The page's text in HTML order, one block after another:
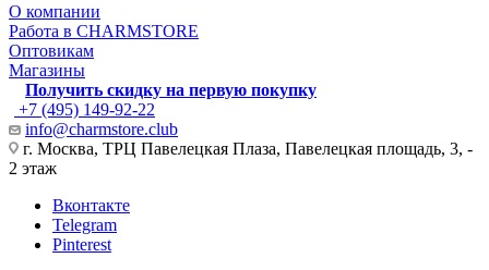
О компании
Работа в CHARMSTORE
Оптовикам
Магазины
Получить скидку на первую покупку
+7 (495) 149-92-22
info@charmstore.club
г. Москва, ТРЦ Павелецкая Плаза, Павелецкая площадь, 3, -
2 этаж
Вконтакте
Telegram
Pinterest